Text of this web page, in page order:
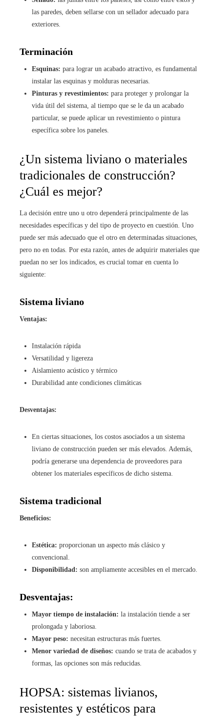
las paredes, deben sellarse con un sellador adecuado para
exteriores.
Terminación
Esquinas: para lograr un acabado atractivo, es fundamental
instalar las esquinas y molduras necesarias.
Pinturas y revestimientos: para proteger y prolongar la
vida útil del sistema, al tiempo que se le da un acabado
particular, se puede aplicar un revestimiento o pintura
específica sobre los paneles.
¿Un sistema liviano o materiales
tradicionales de construcción?
¿Cuál es mejor?
La decisión entre uno u otro dependerá principalmente de las
necesidades específicas y del tipo de proyecto en cuestión. Uno
puede ser más adecuado que el otro en determinadas situaciones,
pero no en todas. Por esta razón, antes de adquirir materiales que
puedan no ser los indicados, es crucial tomar en cuenta lo
siguiente:
Sistema liviano
Ventajas:
Instalación rápida
Versatilidad y ligereza
Aislamiento acústico y térmico
Durabilidad ante condiciones climáticas
Desventajas:
En ciertas situaciones, los costos asociados a un sistema
liviano de construcción pueden ser más elevados. Además,
podría generarse una dependencia de proveedores para
obtener los materiales específicos de dicho sistema.
Sistema tradicional
Beneficios:
Estética: proporcionan un aspecto más clásico y
convencional.
Disponibilidad: son ampliamente accesibles en el mercado.
Desventajas:
Mayor tiempo de instalación: la instalación tiende a ser
prolongada y laboriosa.
Mayor peso: necesitan estructuras más fuertes.
Menor variedad de diseños: cuando se trata de acabados y
formas, las opciones son más reducidas.
HOPSA: sistemas livianos,
resistentes y estéticos para